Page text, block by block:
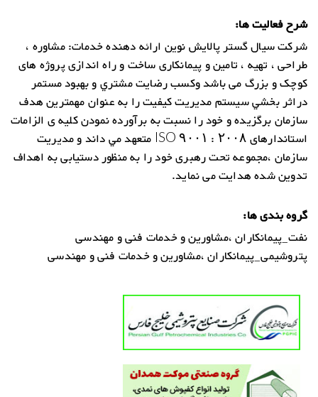
شرح فعالیت ها:
شركت سیال گستر پالایش نوین ارائه دهنده خدمات: مشاوره ،
طراحی ، تهیه ، تامین و پیمانکاری ساخت و راه اندازی پروژه های
کوچک و بزرگ می باشد وكسب رضايت مشتري و بهبود مستمر
دراثر بخشي سيستم مديريت کیفیت را به عنوان مهمترين هدف
سازمان برگزيده و خود را نسبت به برآورده نمودن کلیه ی الزامات
استاندارهای ISO ۹۰۰۱ : ۲۰۰۸ متعهد مي داند و مدیریت
سازمان ،مجموعه تحت رهبری خود را به منظور دستیابی به اهداف
تدوین شده هدایت می نماید.
گروه بندی ها:
نفت_پیمانکاران ،مشاورین و خدمات فنی و مهندسی
پتروشیمی_پیمانکاران ،مشاورین و خدمات فنی و مهندسی